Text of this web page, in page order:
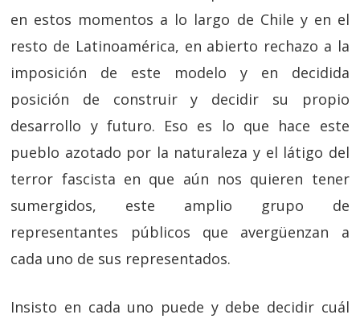
en estos momentos a lo largo de Chile y en el
resto de Latinoamérica, en abierto rechazo a la
imposición de este modelo y en decidida
posición de construir y decidir su propio
desarrollo y futuro. Eso es lo que hace este
pueblo azotado por la naturaleza y el látigo del
terror fascista en que aún nos quieren tener
sumergidos, este amplio grupo de
representantes públicos que avergüenzan a
cada uno de sus representados.
Insisto en cada uno puede y debe decidir cuál